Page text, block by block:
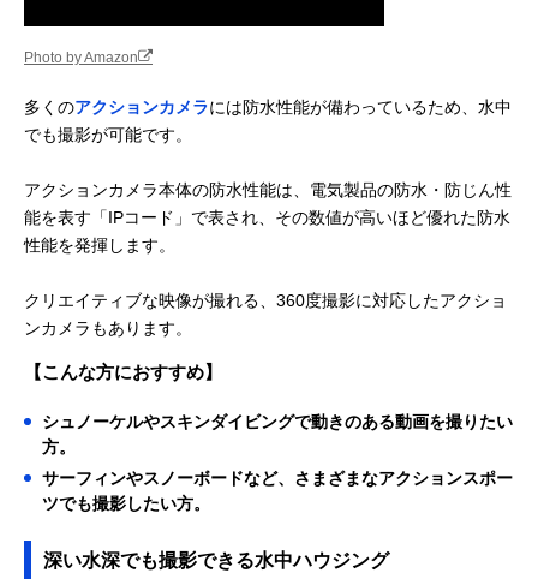
Photo by Amazon
多くのアクションカメラには防水性能が備わっているため、水中
でも撮影が可能です。
アクションカメラ本体の防水性能は、電気製品の防水・防じん性
能を表す「IPコード」で表され、その数値が高いほど優れた防水
性能を発揮します。
クリエイティブな映像が撮れる、360度撮影に対応したアクショ
ンカメラもあります。
【こんな方におすすめ】
シュノーケルやスキンダイビングで動きのある動画を撮りたい
方。
サーフィンやスノーボードなど、さまざまなアクションスポー
ツでも撮影したい方。
深い水深でも撮影できる水中ハウジング